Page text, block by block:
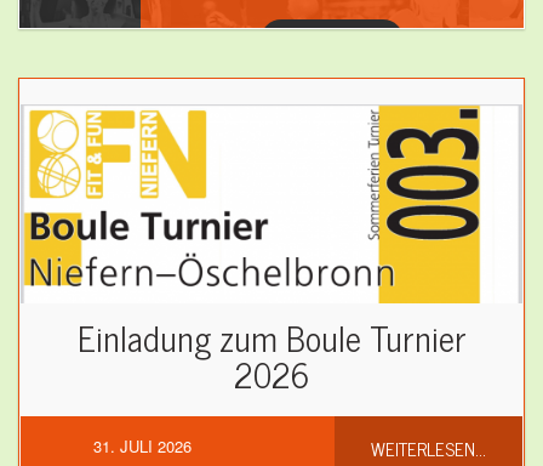
17:30 - 19:00
Einladung zum Boule Turnier
2026
WEITERLESEN...
31. JULI 2026